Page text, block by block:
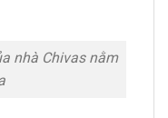
nhà Chivas nằm